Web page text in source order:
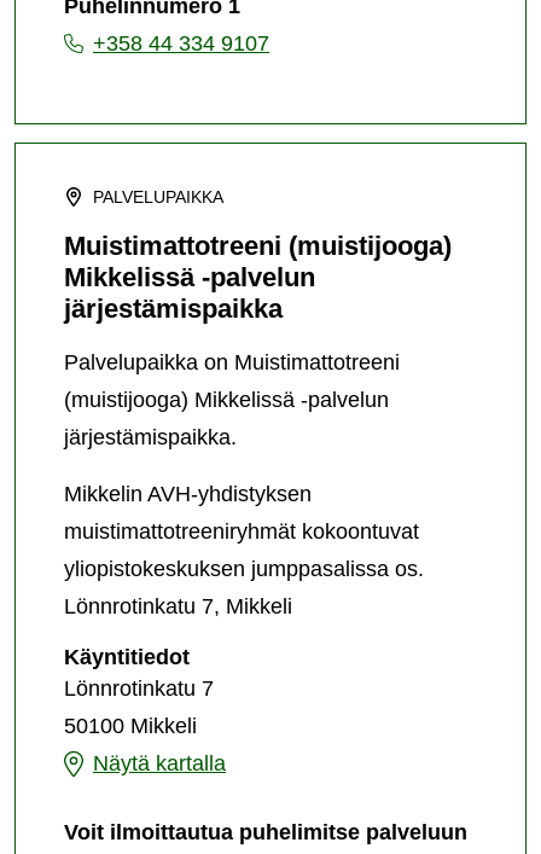
Puhelinnumero 1
+358 44 334 9107
PALVELUPAIKKA
Muistimattotreeni (muistijooga)
Mikkelissä -palvelun
järjestämispaikka
Palvelupaikka on Muistimattotreeni
(muistijooga) Mikkelissä -palvelun
järjestämispaikka.
Mikkelin AVH-yhdistyksen
muistimattotreeniryhmät kokoontuvat
yliopistokeskuksen jumppasalissa os.
Lönnrotinkatu 7, Mikkeli
KäyntitiedotMuistimattotreeni
(muistijooga)
-
palvelun
Lönnrotinkatu 7
50100 Mikkeli
Näytä kartalla
Muistimattotreeni
Mikkelissä
Voit ilmoittautua puhelimitse palveluun